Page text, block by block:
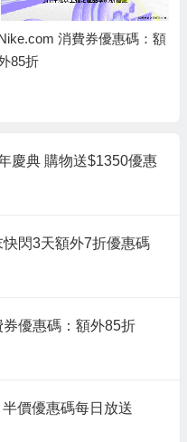
消費券優惠碼：額
85折
慶典 購物送$1350優惠
快閃3天額外7折優惠碼
券優惠碼：額外85折
價優惠碼每日放送